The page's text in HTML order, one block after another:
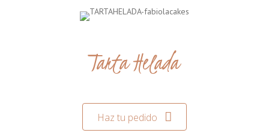
Tarta Helada
Haz tu pedido